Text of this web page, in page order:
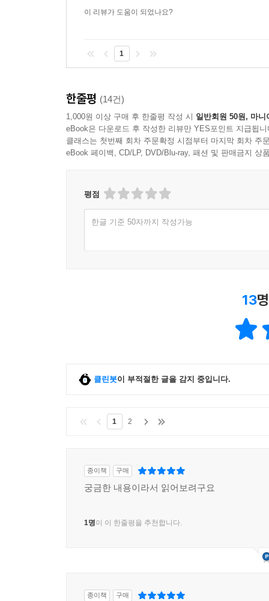
이 리뷰가 도움이 되었나요?
1
한줄평 (14건)
1,000원 이상 구매 후 한줄평 작성 시 일반회원 50원, 마니
eBook은 다운로드 후 작성한 리뷰만 YES포인트 지급됩니
클래스는 첫번째 회차 주문확정 시점부터 마지막 회차 주
eBook 페이백, CD/LP, DVD/Blu-ray, 패션 및 판매금지 상
평점
한글 기준 50자까지 작성가능
13
클린봇이 부적절한 글을 감지 중입니다.
1 2
종이책 구매
궁금한 내용이라서 읽어보려구요
1명이 이 한줄평을 추천합니다.
종이책 구매